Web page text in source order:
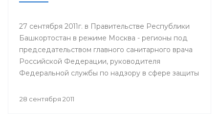
27 сентября 2011г. в Правительстве Республики
Башкортостан в режиме Москва - регионы под
председательством главного санитарного врача
Российской Федерации, руководителя
Федеральной службы по надзору в сфере защиты
состоялось селекторное совещание
28 сентября 2011